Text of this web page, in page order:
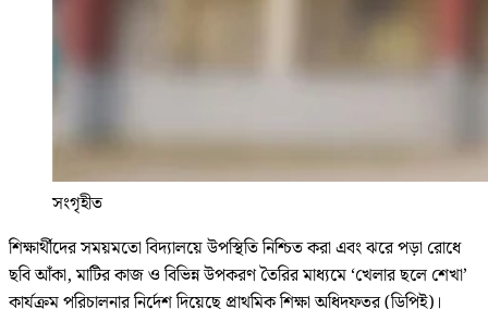
সংগৃহীত
শিক্ষার্থীদের সময়মতো বিদ্যালয়ে উপস্থিতি নিশ্চিত করা এবং ঝরে পড়া রোধে
ছবি আঁকা, মাটির কাজ ও বিভিন্ন উপকরণ তৈরির মাধ্যমে ‘খেলার ছলে শেখা’
কার্যক্রম পরিচালনার নির্দেশ দিয়েছে প্রাথমিক শিক্ষা অধিদফতর (ডিপিই)।